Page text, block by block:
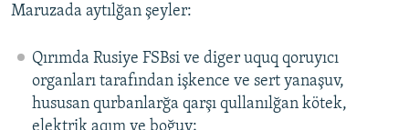
Maruzada aytılğan şeyler:
Qırımda Rusiye FSBsi ve diger uquq qoruyıcı
organları tarafından işkence ve sert yanaşuv,
hususan qurbanlarğa qarşı qullanılğan kötek,